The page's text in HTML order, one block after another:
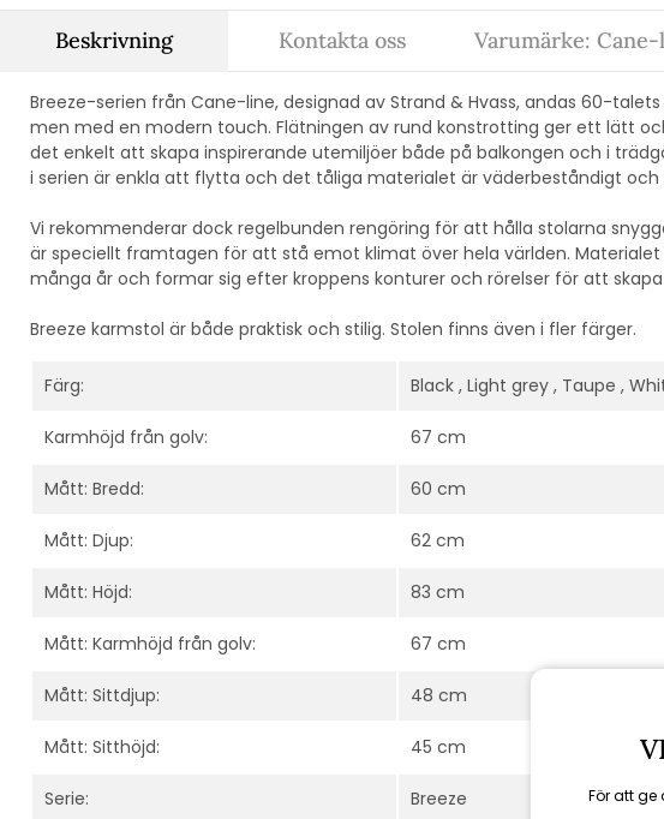
Beskrivning
Breeze-serien från Cane-line, designad av Strand & Hvass, andas 60-
men med en modern touch. Flätningen av rund konstrotting ger ett lätt
det enkelt att skapa inspirerande utemiljöer både på balkongen och i
i serien är enkla att flytta och det tåliga materialet är väderbeståndigt och
Vi rekommenderar dock regelbunden rengöring för att hålla stolarna
är speciellt framtagen för att stå emot klimat över hela världen.
många år och formar sig efter kroppens konturer och rörelser för att
Breeze karmstol är både praktisk och stilig. Stolen finns även i fler färger.
Färg: Black , Light grey , Taupe ,
Karmhöjd från golv: 67 cm
Mått: Bredd: 60 cm
Mått: Djup: 62 cm
Mått: Höjd: 83 cm
Mått: Karmhöjd från golv: 67 cm
Mått: Sittdjup: 48 cm
Mått: Sitthöjd: 45 cm
Serie: Breeze
Kontakta oss Varumärke:
För att ge